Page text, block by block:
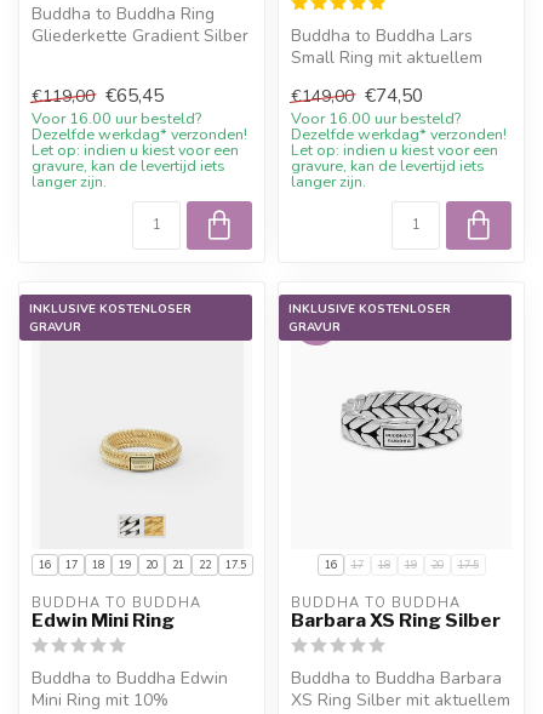
Buddha to Buddha Ring
Gliederkette Gradient Silber
€119,00 €65,45
Voor 16.00 uur besteld?
Dezelfde werkdag* verzonden!
Let op: indien u kiest voor een
gravure, kan de levertijd iets
langer zijn.
Buddha to Buddha Lars
Small Ring mit aktuellem
Willkommensrabatt...
€149,00 €74,50
Voor 16.00 uur besteld?
Dezelfde werkdag* verzonden!
Let op: indien u kiest voor een
gravure, kan de levertijd iets
langer zijn.
INKLUSIVE KOSTENLOSER
GRAVUR
16 17 18 19 20 21 22 17.5
BUDDHA TO BUDDHA
Edwin Mini Ring
Buddha to Buddha Edwin
Mini Ring mit 10%
INKLUSIVE KOSTENLOSER
GRAVUR
16 17 18 19 20 17.5
-60%
BUDDHA TO BUDDHA
Barbara XS Ring Silber
Buddha to Buddha Barbara
XS Ring Silber mit aktuellem